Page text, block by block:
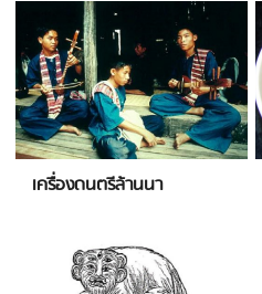
เครื่องดนตรีล้านนา